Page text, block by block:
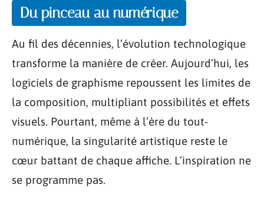
Du pinceau au numérique
Au fil des décennies, l’évolution technologique
transforme la manière de créer. Aujourd’hui, les
logiciels de graphisme repoussent les limites de
la composition, multipliant possibilités et effets
visuels. Pourtant, même à l’ère du tout-
numérique, la singularité artistique reste le
cœur battant de chaque affiche. L’inspiration ne
se programme pas.